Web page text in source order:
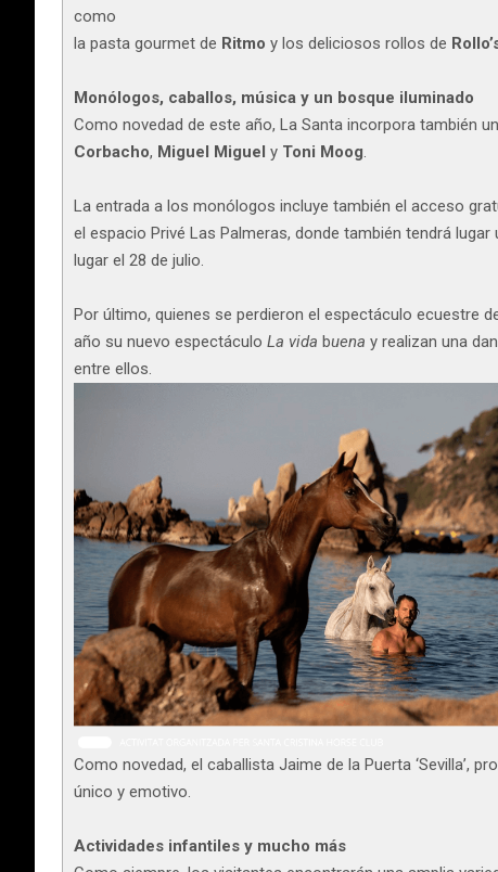
como
la pasta gourmet de Ritmo y los deliciosos rollos de
Monólogos, caballos, música y un bosque iluminado
Como novedad de este año, La Santa incorpora también
Corbacho, Miguel Miguel y Toni Moog.
La entrada a los monólogos incluye también el acceso
el espacio Privé Las Palmeras, donde también tendrá
lugar el 28 de julio.
Por último, quienes se perdieron el espectáculo ecuestre
año su nuevo espectáculo La vida buena y realizan una
entre ellos.
Como novedad, el caballista Jaime de la Puerta ‘Sevilla’,
único y emotivo.
Actividades infantiles y mucho más